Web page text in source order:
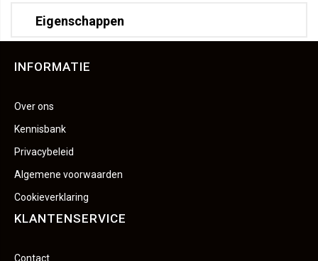
Eigenschappen
INFORMATIE
Over ons
Kennisbank
Privacybeleid
Algemene voorwaarden
Cookieverklaring
KLANTENSERVICE
Contact